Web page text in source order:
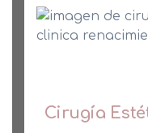
Cirugía